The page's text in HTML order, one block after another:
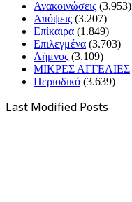
Ανακοινώσεις (3.953)
Απόψεις (3.207)
Επίκαιρα (1.849)
Επιλεγμένα (3.703)
Λήμνος (3.109)
ΜΙΚΡΕΣ ΑΓΓΕΛΙΕΣ
Περιοδικό (3.639)
Last Modified Posts